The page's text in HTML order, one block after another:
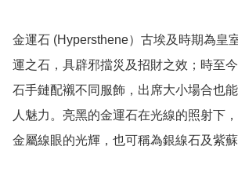
金運石 (Hypersthene）古埃及時期為皇
運之石，具辟邪擋災及招財之效；時至
石手鏈配襯不同服飾，出席大小場合也
人魅力。亮黑的金運石在光線的照射下
金屬線眼的光輝，也可稱為銀線石及紫蘇